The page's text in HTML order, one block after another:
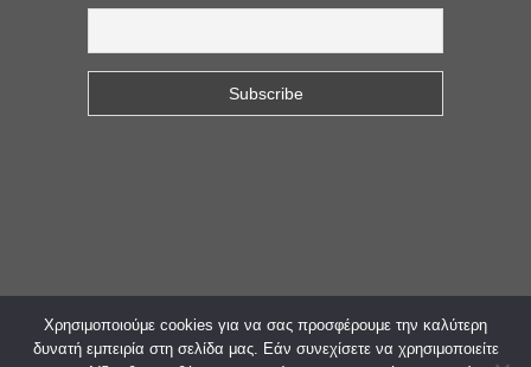
© 2023. All Rights Reserved. Web Design &
Χρησιμοποιούμε cookies για να σας προσφέρουμε την καλύτερη
δυνατή εμπειρία στη σελίδα μας. Εάν συνεχίσετε να χρησιμοποιείτε